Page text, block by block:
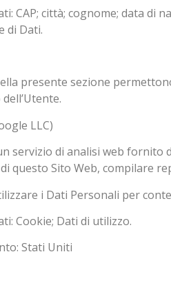
CAP; città; cognome; data di
di Dati.
presente sezione
LLC)
servizio di analisi web fornito
questo Sito Web, compilare
i Dati Personali per
Cookie; Dati di utilizzo.
Stati Uniti